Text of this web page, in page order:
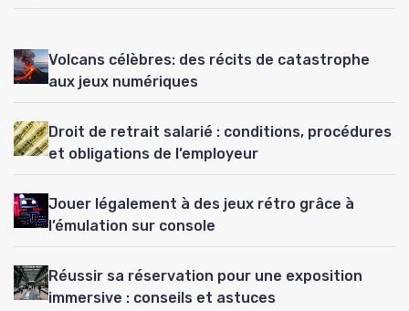
Volcans célèbres: des récits de catastrophe
aux jeux numériques
Droit de retrait salarié : conditions, procédures
et obligations de l’employeur
Jouer légalement à des jeux rétro grâce à
l’émulation sur console
Réussir sa réservation pour une exposition
immersive : conseils et astuces